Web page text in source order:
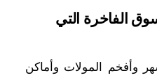
الفاخرة التي
وأفخم المولات وأماكن